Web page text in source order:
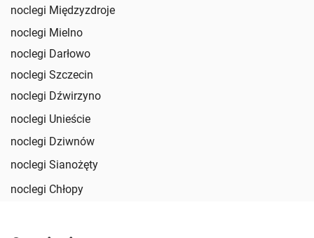
noclegi Międzyzdroje
noclegi Mielno
noclegi Darłowo
noclegi Szczecin
noclegi Dźwirzyno
noclegi Unieście
noclegi Dziwnów
noclegi Sianożęty
noclegi Chłopy